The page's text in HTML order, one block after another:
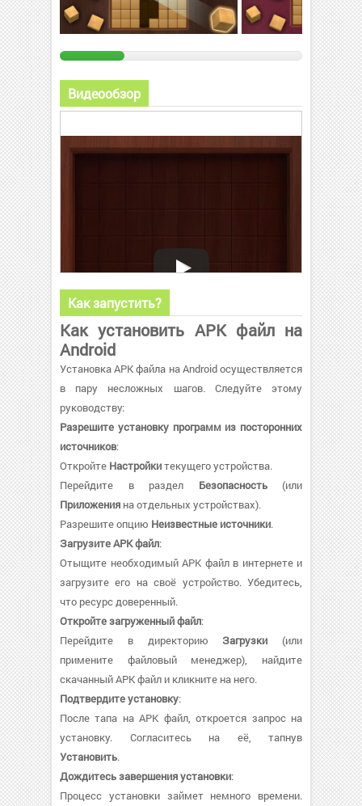
Видеообзор
Как запустить?
Как установить APK файл на
Android
Установка APK файла на Android осуществляется
в пару несложных шагов. Следуйте этому
руководству:
Разрешите установку программ из посторонних
источников:
Откройте Настройкитекущего устройства.
Перейдите в раздел Безопасность(или
Приложения на отдельных устройствах).
Разрешите опцию Неизвестные источники.
Загрузите APK файл:
Отыщите необходимый APK файл в интернете и
загрузите его на своё устройство. Убедитесь,
что ресурс доверенный.
Откройте загруженный файл:
Перейдите в директориюЗагрузки (или
примените файловый менеджер), найдите
скачанный APK файл и кликните на него.
Подтвердите установку:
После тапа на APK файл, откроется запрос на
установку. Согласитесь на её, тапнув
Установить.
Дождитесь завершения установки:
Процесс установки займет немного времени.